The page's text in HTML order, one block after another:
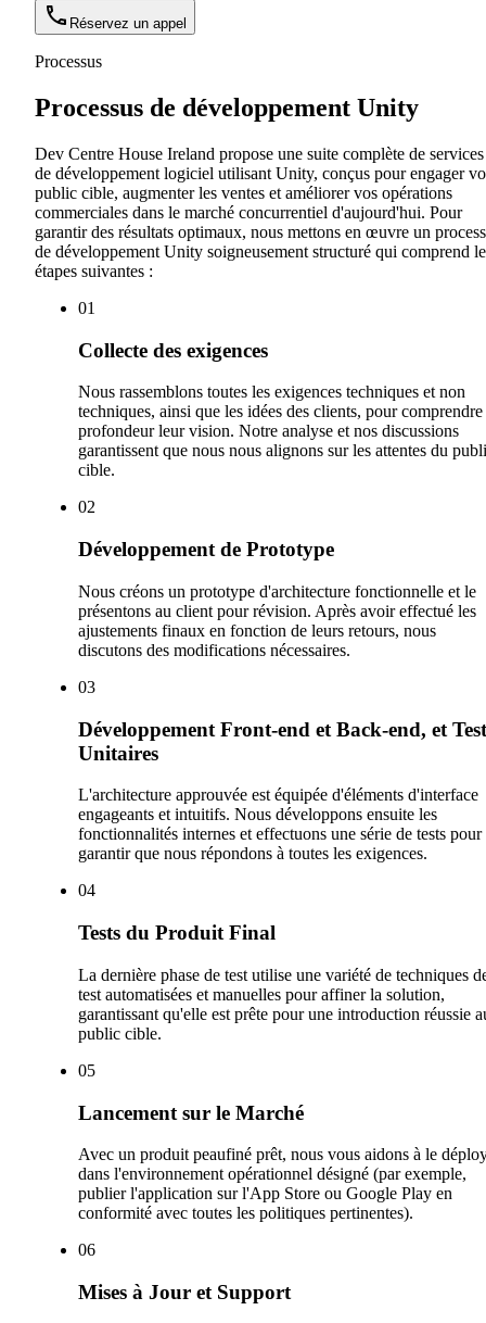
Réservez un appel
Processus
Processus de développement Unity
Dev Centre House Ireland propose une suite complète de services
de développement logiciel utilisant Unity, conçus pour engager
public cible, augmenter les ventes et améliorer vos opérations
commerciales dans le marché concurrentiel d'aujourd'hui. Pour
garantir des résultats optimaux, nous mettons en œuvre un
de développement Unity soigneusement structuré qui comprend
étapes suivantes :
01
Collecte des exigences
Nous rassemblons toutes les exigences techniques et non
techniques, ainsi que les idées des clients, pour comprendre
profondeur leur vision. Notre analyse et nos discussions
garantissent que nous nous alignons sur les attentes du
cible.
02
Développement de Prototype
Nous créons un prototype d'architecture fonctionnelle et le
présentons au client pour révision. Après avoir effectué les
ajustements finaux en fonction de leurs retours, nous
discutons des modifications nécessaires.
03
Développement Front-end et Back-end, et
Unitaires
L'architecture approuvée est équipée d'éléments d'interface
engageants et intuitifs. Nous développons ensuite les
fonctionnalités internes et effectuons une série de tests pour
garantir que nous répondons à toutes les exigences.
04
Tests du Produit Final
La dernière phase de test utilise une variété de techniques
test automatisées et manuelles pour affiner la solution,
garantissant qu'elle est prête pour une introduction réussie
public cible.
05
Lancement sur le Marché
Avec un produit peaufiné prêt, nous vous aidons à le
dans l'environnement opérationnel désigné (par exemple,
publier l'application sur l'App Store ou Google Play en
conformité avec toutes les politiques pertinentes).
06
Mises à Jour et Support